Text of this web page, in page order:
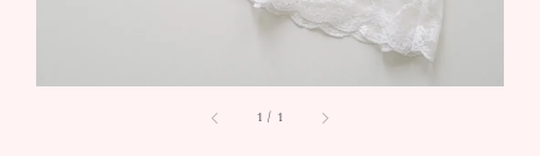
1 / 1